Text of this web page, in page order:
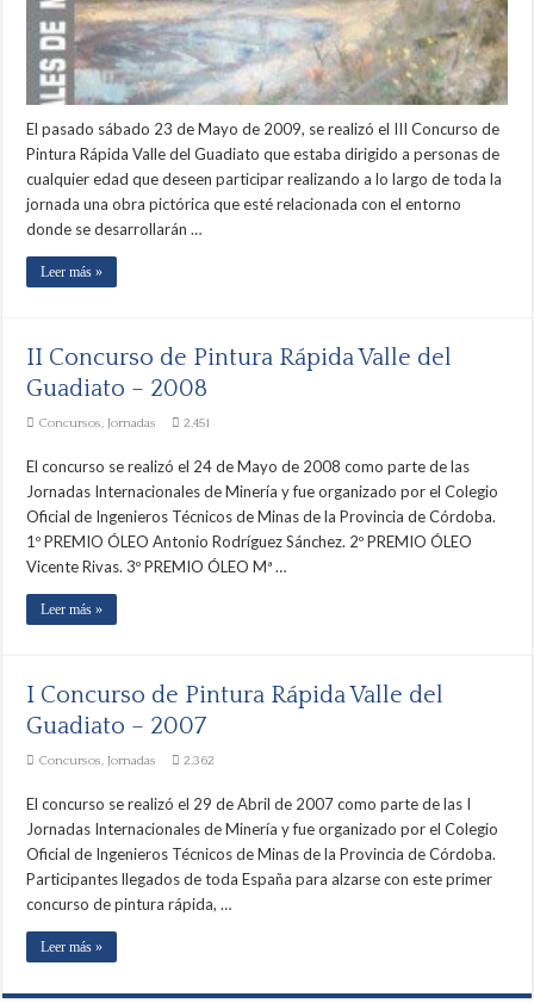
El pasado sábado 23 de Mayo de 2009, se realizó el III Concurso de
Pintura Rápida Valle del Guadiato que estaba dirigido a personas de
cualquier edad que deseen participar realizando a lo largo de toda la
jornada una obra pictórica que esté relacionada con el entorno
donde se desarrollarán …
Leer más »
II Concurso de Pintura Rápida Valle del
Guadiato – 2008
Concursos,Jornadas 2,451
El concurso se realizó el 24 de Mayo de 2008 como parte de las
Jornadas Internacionales de Minería y fue organizado por el Colegio
Oficial de Ingenieros Técnicos de Minas de la Provincia de Córdoba.
1º PREMIO ÓLEO Antonio Rodríguez Sánchez. 2º PREMIO ÓLEO
Vicente Rivas. 3º PREMIO ÓLEO Mª …
Leer más »
I Concurso de Pintura Rápida Valle del
Guadiato – 2007
Concursos,Jornadas 2,362
El concurso se realizó el 29 de Abril de 2007 como parte de las I
Jornadas Internacionales de Minería y fue organizado por el Colegio
Oficial de Ingenieros Técnicos de Minas de la Provincia de Córdoba.
Participantes llegados de toda España para alzarse con este primer
concurso de pintura rápida, …
Leer más »